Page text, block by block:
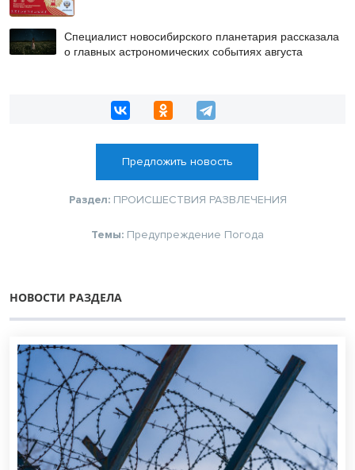
Специалист новосибирского планетария рассказала
о главных астрономических событиях августа
Предложить новость
Раздел: ПРОИСШЕСТВИЯ РАЗВЛЕЧЕНИЯ
Темы: Предупреждение Погода
НОВОСТИ РАЗДЕЛА